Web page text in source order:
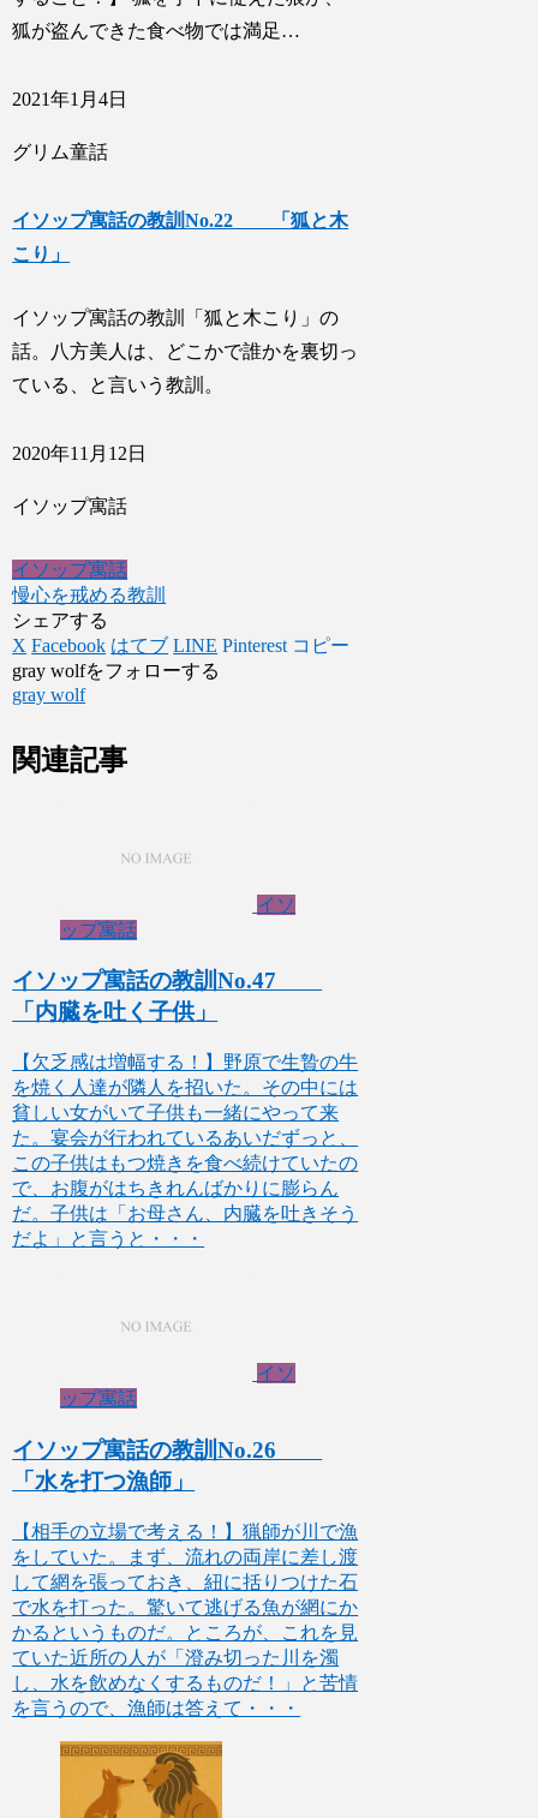
狐が盗んできた食べ物では満足…
2021年1月4日
グリム童話
イソップ寓話の教訓No.22 「狐と木
こり」
イソップ寓話の教訓「狐と木こり」の
話。八方美人は、どこかで誰かを裏切っ
ている、と言いう教訓。
2020年11月12日
イソップ寓話
イソップ寓話
慢心を戒める教訓
シェアする
X Facebook はてブ LINE Pinterest コピー
gray wolfをフォローする
gray wolf
関連記事
イソ
ップ寓話
イソップ寓話の教訓No.47
「内臓を吐く子供」
【欠乏感は増幅する！】野原で生贄の牛
を焼く人達が隣人を招いた。その中には
貧しい女がいて子供も一緒にやって来
た。宴会が行われているあいだずっと、
この子供はもつ焼きを食べ続けていたの
で、お腹がはちきれんばかりに膨らん
だ。子供は「お母さん、内臓を吐きそう
だよ」と言うと・・・
イソ
ップ寓話
イソップ寓話の教訓No.26
「水を打つ漁師」
【相手の立場で考える！】猟師が川で漁
をしていた。まず、流れの両岸に差し渡
して網を張っておき、紐に括りつけた石
で水を打った。驚いて逃げる魚が網にか
かるというものだ。ところが、これを見
ていた近所の人が「澄み切った川を濁
し、水を飲めなくするものだ！」と苦情
を言うので、漁師は答えて・・・